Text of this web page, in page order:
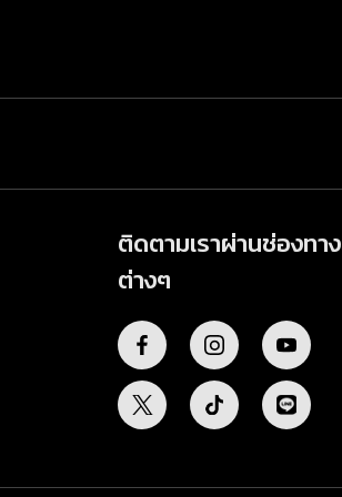
ติดตามเราผ่านช่องทาง
ต่างๆ